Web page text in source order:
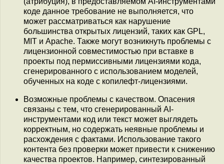
коде данное требование не выполняется, что
может рассматриваться как нарушение
большинства открытых лицензий, таких как GPL,
MIT и Apache. Также могут возникнуть проблемы с
лицензионной совместимостью при вставке в
проекты под пермиссивными лицензиями кода,
сгенерированного с использованием моделей,
обученных на коде с копилефт-лицензиями.
Возможные проблемы с качеством. Опасения
связаны с тем, что сгенерированный AI-
инструментами код или текст может выглядеть
корректным, но содержать неявные проблемы и
расхождения с фактами. Использование такого
контента без проверки может привести к снижению
качества проектов. Например, синтезированный